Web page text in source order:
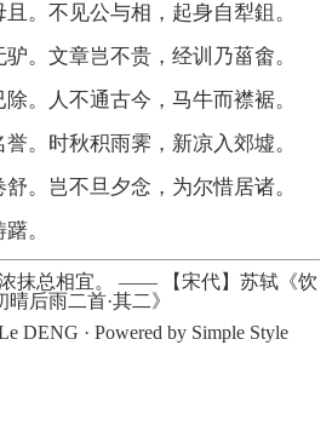
。不见公与相，起身自犁鉏。
。文章岂不贵，经训乃菑畬。
。人不通古今，马牛而襟裾。
。时秋积雨霁，新凉入郊墟。
。岂不旦夕念，为尔惜居诸。
。
抹总相宜。 ——
【宋代】苏轼《饮
晴后雨二首·其二》
DENG · Powered by Simple Style